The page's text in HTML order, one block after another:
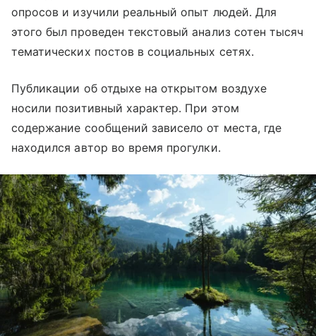
опросов и изучили реальный опыт людей. Для
этого был проведен текстовый анализ сотен тысяч
тематических постов в социальных сетях.
Публикации об отдыхе на открытом воздухе
носили позитивный характер. При этом
содержание сообщений зависело от места, где
находился автор во время прогулки.